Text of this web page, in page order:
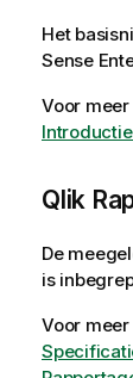
Het
Sense
Voor
Qlik
De
is
Voor